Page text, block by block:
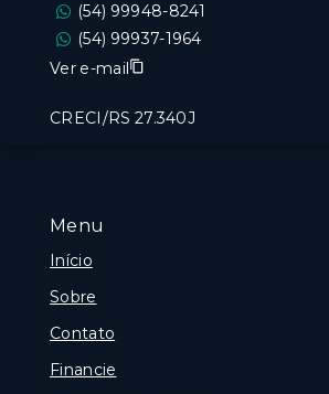
Menu
Início
Sobre
Contato
Financie
(54) 99948-8241
(54) 99937-1964
Ver e-mail
CRECI/RS 27.340J